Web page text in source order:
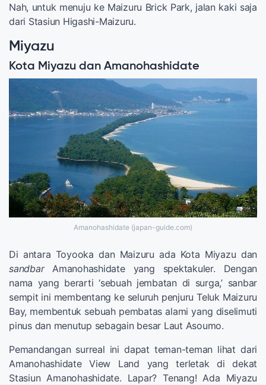
Nah, untuk menuju ke Maizuru Brick Park, jalan kaki saja
dari Stasiun Higashi-Maizuru.
Miyazu
Kota Miyazu dan Amanohashidate
Amanohashidate (japan-guide.com)
Di antara Toyooka dan Maizuru ada Kota Miyazu dan
sandbarAmanohashidate yang spektakuler. Dengan
nama yang berarti ‘sebuah jembatan di surga,’ sanbar
sempit ini membentang ke seluruh penjuru Teluk Maizuru
Bay, membentuk sebuah pembatas alami yang diselimuti
pinus dan menutup sebagain besar Laut Asoumo.
Pemandangan surreal ini dapat teman-teman lihat dari
Amanohashidate View Land yang terletak di dekat
Stasiun Amanohashidate. Lapar? Tenang! Ada Miyazu